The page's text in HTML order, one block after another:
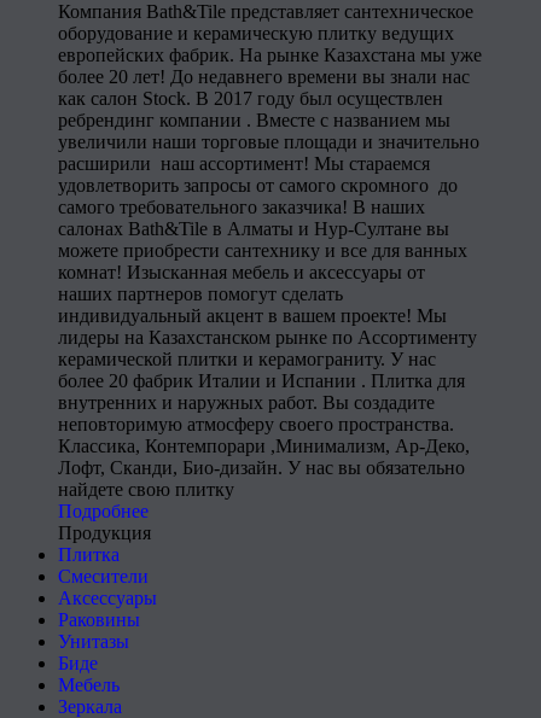
Компания Bath&Tile представляет сантехническое
оборудование и керамическую плитку ведущих
европейских фабрик. На рынке Казахстана мы уже
более 20 лет! До недавнего времени вы знали нас
как салон Stock. В 2017 году был осуществлен
ребрендинг компании . Вместе с названием мы
увеличили наши торговые площади и значительно
расширили наш ассортимент! Мы стараемся
удовлетворить запросы от самого скромного до
самого требовательного заказчика! В наших
салонах Bath&Tile в Алматы и Нур-Султане вы
можете приобрести сантехнику и все для ванных
комнат! Изысканная мебель и аксессуары от
наших партнеров помогут сделать
индивидуальный акцент в вашем проекте! Мы
лидеры на Казахстанском рынке по Ассортименту
керамической плитки и керамограниту. У нас
более 20 фабрик Италии и Испании . Плитка для
внутренних и наружных работ. Вы создадите
неповторимую атмосферу своего пространства.
Классика, Контемпорари ,Минимализм, Ар-Деко,
Лофт, Сканди, Био-дизайн. У нас вы обязательно
найдете свою плитку
Подробнее
Продукция
Плитка
Смесители
Аксессуары
Раковины
Унитазы
Биде
Мебель
Зеркала